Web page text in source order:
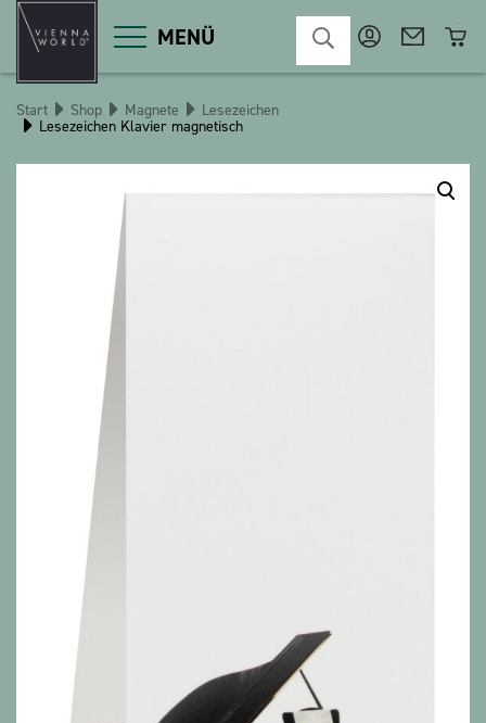
MENÜ
Produktgruppen
Diverses
Schlüsselanhänger
Spiele / Kinder
Weihnachten
The Heart Bear
Alle Produkte anzeigen
Start Shop Magnete Lesezeichen
Lesezeichen Klavier magnetisch